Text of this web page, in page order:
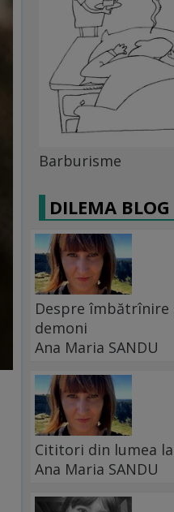
Barburisme
DILEMA BLOG
Despre îmbătrînire
demoni
Ana Maria SANDU
Cititori din lumea
Ana Maria SANDU